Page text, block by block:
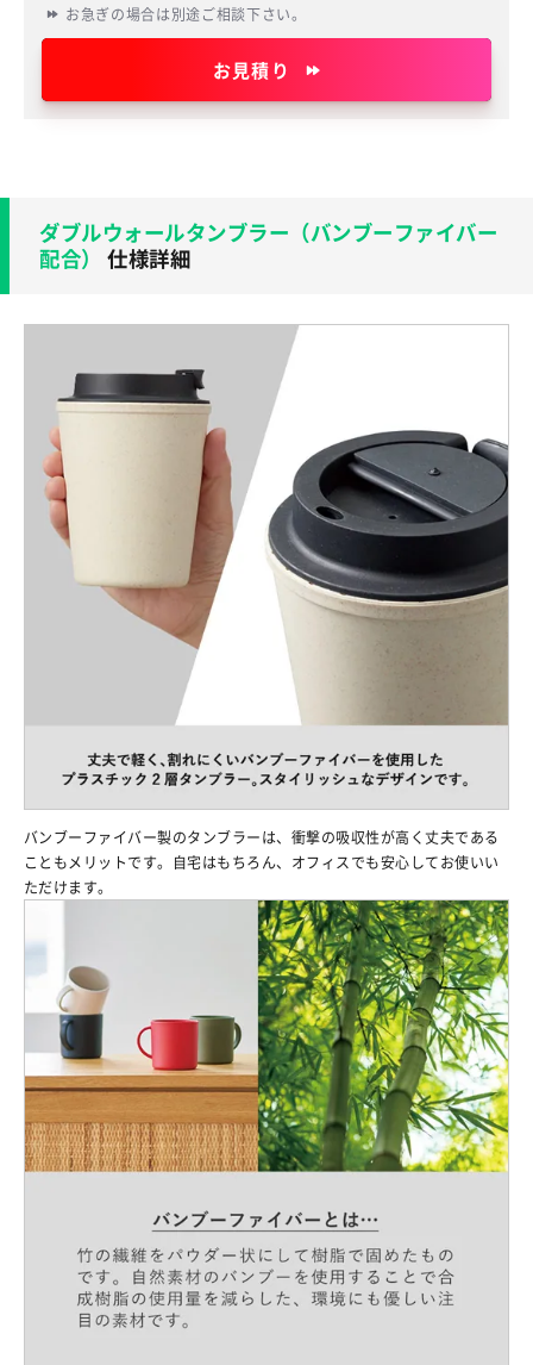
お急ぎの場合は別途ご相談下さい。
お見積り
ダブルウォールタンブラー（バンブーファイバー
配合）
仕様詳細
バンブーファイバー製のタンブラーは、衝撃の吸収性が高く丈夫である
こともメリットです。自宅はもちろん、オフィスでも安心してお使いい
ただけます。